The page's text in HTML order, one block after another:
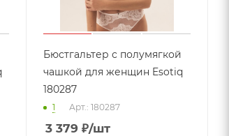
Бюстгальтер с полумягкой
чашкой для женщин Esotiq
180287
1 Арт.: 180287
3 379 ₽/шт